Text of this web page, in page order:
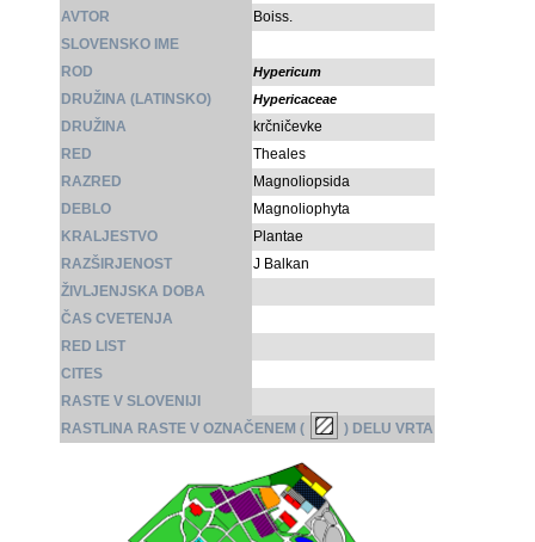
AVTOR
Boiss.
SLOVENSKO IME
ROD
Hypericum
DRUŽINA (LATINSKO) Hypericaceae
DRUŽINA
krčničevke
RED
Theales
RAZRED
Magnoliopsida
DEBLO
Magnoliophyta
KRALJESTVO
Plantae
RAZŠIRJENOST
J Balkan
ŽIVLJENJSKA DOBA
ČAS CVETENJA
RED LIST
CITES
RASTE V SLOVENIJI
RASTLINA RASTE V OZNAČENEM (
) DELU VRTA